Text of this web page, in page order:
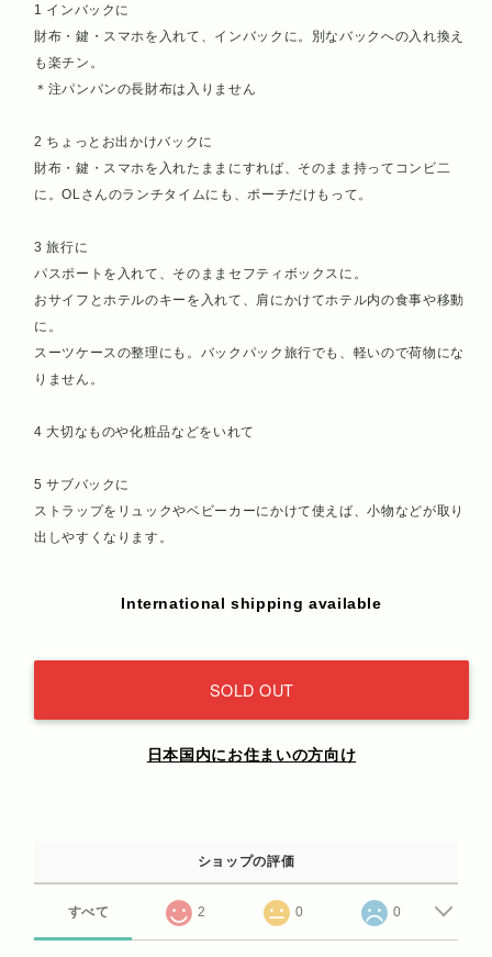
1 インバックに
財布・鍵・スマホを入れて、インバックに。別なバックへの入れ換え
も楽チン。
＊注パンパンの長財布は入りません
2 ちょっとお出かけバックに
財布・鍵・スマホを入れたままにすれば、そのまま持ってコンビ二
に。OLさんのランチタイムにも、ポーチだけもって。
3 旅行に
パスポートを入れて、そのままセフティボックスに。
おサイフとホテルのキーを入れて、肩にかけてホテル内の食事や移動
に。
スーツケースの整理にも。バックパック旅行でも、軽いので荷物にな
りません。
4 大切なものや化粧品などをいれて
5 サブバックに
ストラップをリュックやベビーカーにかけて使えば、小物などが取り
出しやすくなります。
International shipping available
SOLD OUT
日本国内にお住まいの方向け
ショップの評価
すべて 2 0 0